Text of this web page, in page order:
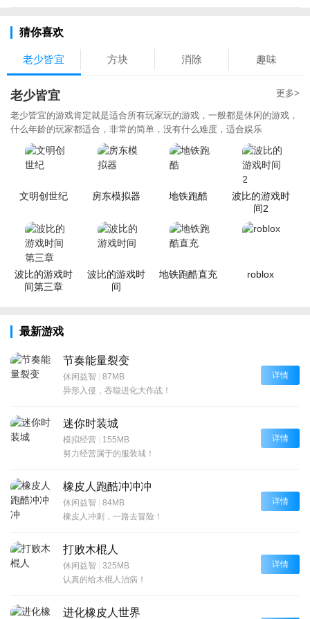
猜你喜欢
老少皆宜 方块 消除 趣味
老少皆宜 更多>
老少皆宜的游戏肯定就是适合所有玩家玩的游戏，一般都是休闲的游戏，
什么年龄的玩家都适合，非常的简单，没有什么难度，适合娱乐
文明创世纪 房东模拟器 地铁跑酷
波比的游戏时
间2
波比的游戏时
间第三章
波比的游戏时
间
地铁跑酷直充 roblox
最新游戏
节奏能量裂变
休闲益智 | 87MB
异形入侵，吞噬进化大作战！
详情
迷你时装城
模拟经营 | 155MB
努力经营属于的服装城！
详情
橡皮人跑酷冲冲冲
休闲益智 | 84MB
橡皮人冲刺，一路去冒险！
详情
打败木棍人
休闲益智 | 325MB
认真的给木棍人治病！
详情
进化橡皮人世界